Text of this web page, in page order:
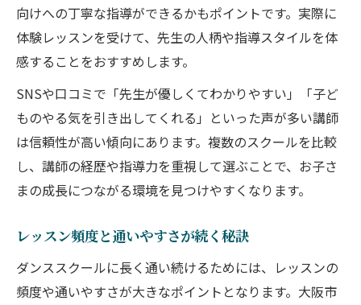
向けへの丁寧な指導ができるかもポイントです。実際に
体験レッスンを受けて、先生の人柄や指導スタイルを体
感することをおすすめします。
SNSや口コミで「先生が優しくてわかりやすい」「子ど
ものやる気を引き出してくれる」といった声が多い講師
は信頼性が高い傾向にあります。複数のスクールを比較
し、講師の経歴や指導力を重視して選ぶことで、お子さ
まの成長につながる環境を見つけやすくなります。
レッスン頻度と通いやすさが続く秘訣
ダンススクールに長く通い続けるためには、レッスンの
頻度や通いやすさが大きなポイントとなります。大阪市